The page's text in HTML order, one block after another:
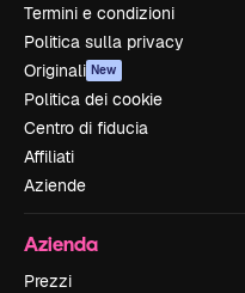
Termini e condizioni
Politica sulla privacy
Originali New
Politica dei cookie
Centro di fiducia
Affiliati
Aziende
Azienda
Prezzi